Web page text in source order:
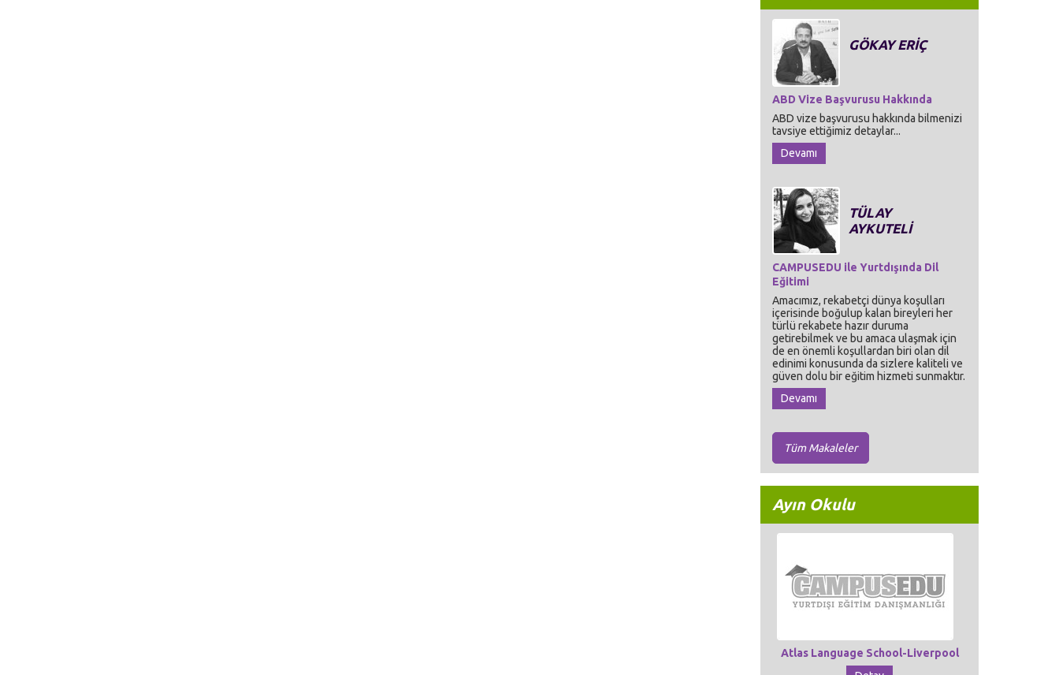
GÖKAY ERİÇ
ABD Vize Başvurusu Hakkında
ABD vize başvurusu hakkında bilmenizi
tavsiye ettiğimiz detaylar...
Devamı
TÜLAY
AYKUTELİ
CAMPUSEDU ile Yurtdışında Dil
Eğitimi
Amacımız, rekabetçi dünya koşulları
içerisinde boğulup kalan bireyleri her
türlü rekabete hazır duruma
getirebilmek ve bu amaca ulaşmak için
de en önemli koşullardan biri olan dil
edinimi konusunda da sizlere kaliteli ve
güven dolu bir eğitim hizmeti sunmaktır.
Devamı
Tüm Makaleler
Ayın Okulu
Atlas Language School-Liverpool